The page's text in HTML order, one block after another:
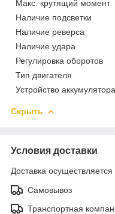
Макс. крутящий момент
Наличие подсветки
Наличие реверса
Наличие удара
Регулировка оборотов
Тип двигателя
Устройство аккумулятора
Скрыть
Условия доставки
Доставка
Самовывоз
Транспортная